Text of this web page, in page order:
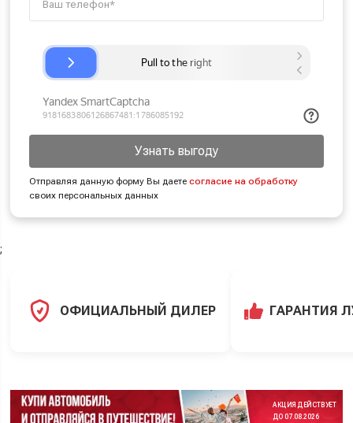
Узнать выгоду
Отправляя данную форму Вы даетесогласие на обработку
своих персональных данных
;
ОФИЦИАЛЬНЫЙ ДИЛЕР ГАРАНТИЯ
АКЦИЯ ДЕЙСТВУЕТ
ДО 07.08.2026